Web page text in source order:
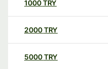
1000TRY
2000TRY
5000TRY